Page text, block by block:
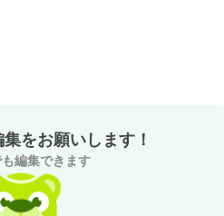
をお願いします！
編集できます